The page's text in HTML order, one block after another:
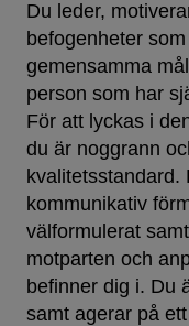
Du leder,
befogenheter
gemensamma
person som har
För att lyckas i
du är noggrann
kvalitetsstandard.
kommunikativ
välformulerat
motparten och
befinner dig i. Du
samt agerar på